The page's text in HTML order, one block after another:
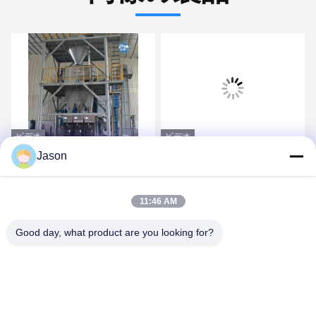
ビデオ
高効率のPLC制御 ドライ
ミックス 粉末 モルター ミ
ィサンド セメント 石膏ミ
剤 粘着剤 製造 機械
最良 の 価格 を 入手 する
ビデオ
時間のフル オートマチッ
クの混合晒粉の植物ごと
最良 の 価格 を 入手 する
Jason
11:46 AM
Good day, what product are you looking for?